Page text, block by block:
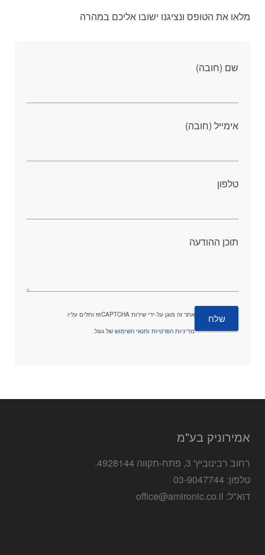
מלאו את הטופס ונציגנו ישובו אליכם במהרה
שם (חובה)
אימייל (חובה)
טלפון
תוכן ההודעה
אתר זה מוגן על-ידי שירות reCAPTCHA וחלים עליו
מדיניות הפרטיות ותנאי השימוש של גוגל.
אמירוניק בע"מ
רחוב רבינוביץ' 3, פתח-תקווה 4928144.
טלפון: 03-9047744
דוא"ל: office@amironic.co.il